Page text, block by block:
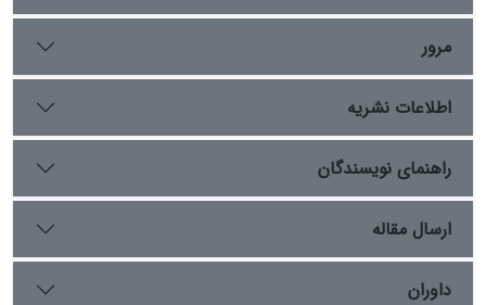
صاحب‌منصبان بلندپایة کشوری و لشکری حضور دارند و منشأ
خدمات مهمّ قرارمی‌گیرند. پژوهش حاضر در پی آن است که با
رویکردی توصیفی-تحلیلی به روایت‌های موجود، نگاه دوگانه
و متناقض ساسانیان را دربارة اشکانیان تحلیل کند. نتایج
نشان می‌دهد که جعل و تحریف وقایع تاریخ اشکانیان و خلق
تضاد و تقابل شدید و اغراق‌آمیز میان ماهیت دو نظام
حکومتی اشکانی و ساسانی در منابع تاریخ­نگارانة عصر
ساسانی، معلول جریان تاریخ‌نگاری ساسانیان در قرون پایانی
حکومتشان است.
مرور
اطلاعات نشریه
راهنمای نویسندگان
ارسال مقاله
داوران